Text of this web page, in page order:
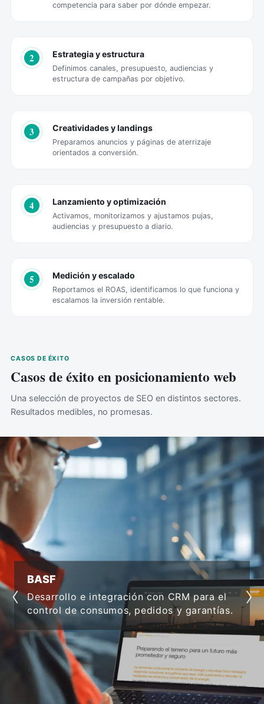
competencia para saber por dónde empezar.
2 Estrategia y estructura
Definimos canales, presupuesto, audiencias y
estructura de campañas por objetivo.
3 Creatividades y landings
Preparamos anuncios y páginas de aterrizaje
orientados a conversión.
4 Lanzamiento y optimización
Activamos, monitorizamos y ajustamos pujas,
audiencias y presupuesto a diario.
5 Medición y escalado
Reportamos el ROAS, identificamos lo que funciona y
escalamos la inversión rentable.
CASOS DE ÉXITO
Casos de éxito en posicionamiento web
Una selección de proyectos de SEO en distintos sectores.
Resultados medibles, no promesas.
‹
VIVIENDA 2
Software inmobiliario a medida para
integrar procesos e incrementar
productividad.
›